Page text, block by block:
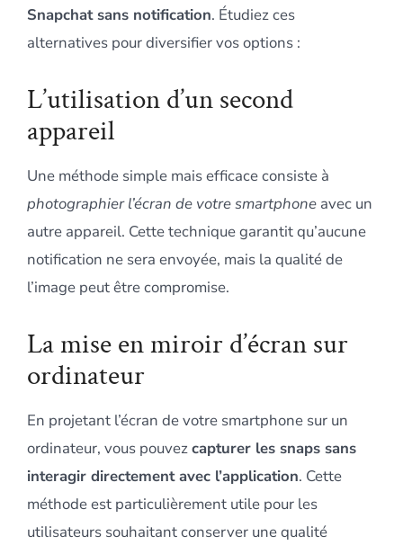
Snapchat sans notification. Étudiez ces
alternatives pour diversifier vos options :
L’utilisation d’un second
appareil
Une méthode simple mais efficace consiste à
photographier l’écran de votre smartphoneavec un
autre appareil. Cette technique garantit qu’aucune
notification ne sera envoyée, mais la qualité de
l’image peut être compromise.
La mise en miroir d’écran sur
ordinateur
En projetant l’écran de votre smartphone sur un
ordinateur, vous pouvezcapturer les snaps sans
interagir directement avec l’application. Cette
méthode est particulièrement utile pour les
utilisateurs souhaitant conserver une qualité